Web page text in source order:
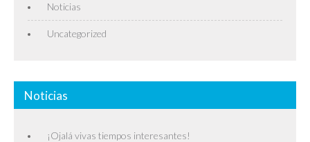
Noticias
Uncategorized
Noticias
¡Ojalá vivas tiempos interesantes!